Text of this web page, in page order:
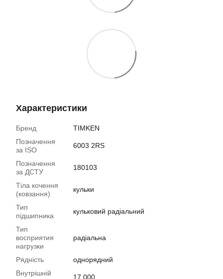
Характеристики
Бренд
TIMKEN
Позначення
за ISO
6003 2RS
Позначення
за ДСТУ
180103
Тіла кочення
(ковзання)
кульки
Тип
підшипника
кульковий радіальний
Тип
восприятия
нагрузки
радіальна
Рядність
однорядний
Внутрішній
17.000